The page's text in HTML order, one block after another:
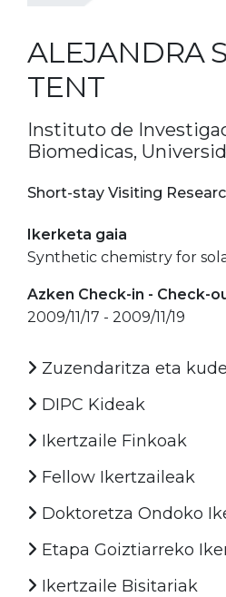
ALEJANDRA
TENT
Instituto de
Biomedicas,
Short-stay Visiting
Ikerketa gaia
Synthetic chemistry for
Azken Check-in - Check-
2009/11/17 - 2009/11/19
Zuzendaritza eta
DIPC Kideak
Ikertzaile Finkoak
Fellow Ikertzaileak
Doktoretza Ondoko
Etapa Goiztiarreko
Ikertzaile Bisitariak